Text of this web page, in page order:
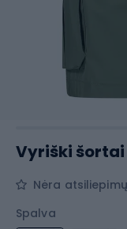
Vyriški šortai
Nėra atsiliepimų
Spalva